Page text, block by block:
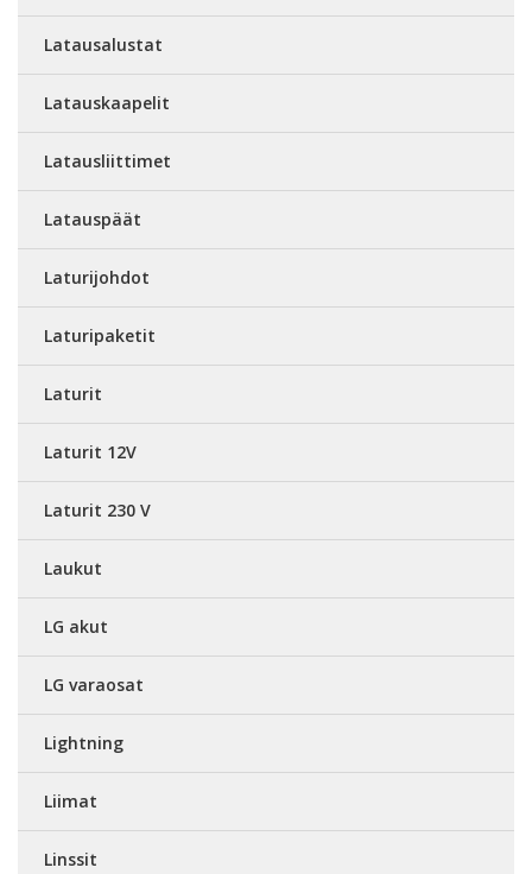
Latausalustat
Latauskaapelit
Latausliittimet
Latauspäät
Laturijohdot
Laturipaketit
Laturit
Laturit 12V
Laturit 230 V
Laukut
LG akut
LG varaosat
Lightning
Liimat
Linssit